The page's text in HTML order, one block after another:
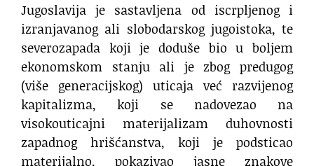
Jugoslavija je sastavljena od iscrpljenog i
izranjavanog ali slobodarskog jugoistoka, te
severozapada koji je doduše bio u boljem
ekonomskom stanju ali je zbog predugog
(više generacijskog) uticaja već razvijenog
kapitalizma, koji se nadovezao na
visokouticajni materijalizam duhovnosti
zapadnog hrišćanstva, koji je podsticao
materijalno, pokazivao jasne znakove